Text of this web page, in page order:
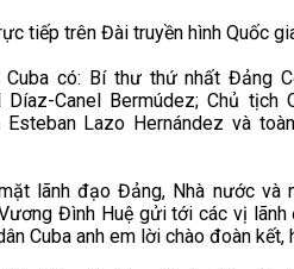
tiếp trên Đài truyền hình Quốc
có: Bí thư thứ nhất Đảng
Canel Bermúdez; Chủ tịch
Esteban Lazo Hernández và
lãnh đạo Đảng, Nhà nước và
Đình Huệ gửi tới các vị lãnh
Cuba anh em lời chào đoàn kết,